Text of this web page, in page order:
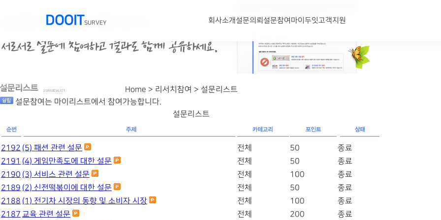
DOOITSURVEY 회사소개설문의뢰 설문참여 마이두잇고객지원
Home > 리서치참여 > 설문리스트
설문참여는 마이리스트에서 참여가능합니다.
설문리스트
2192 (5) 패션 관련 설문 전체 50
종료
2191 (4) 게임만족도에 대한 설문 전체 50
종료
2190 (3) 서비스 관련 설문 전체 100
종료
2189 (2) 신전떡볶이에 대한 설문 전체 50
종료
2188 (1) 전기차 시장의 동향 및 소비자 시장 전체 100
종료
2187 교육 관련 설문 전체 200
종료